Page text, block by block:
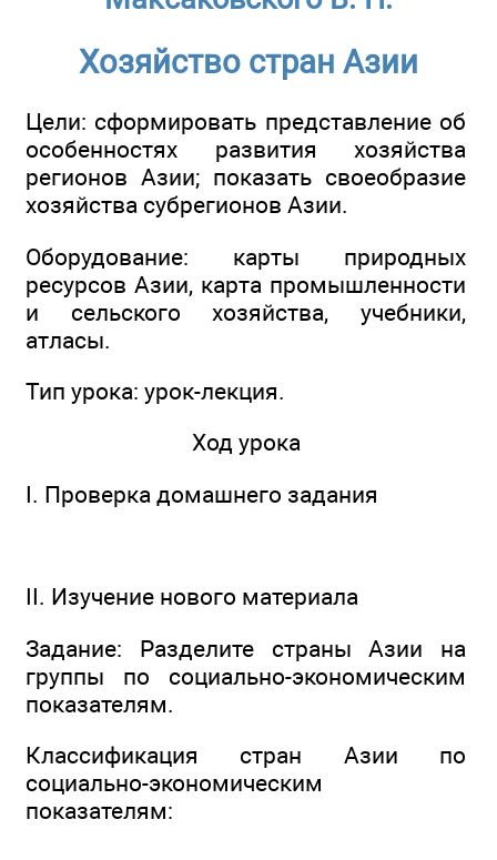
Хозяйство стран Азии
Цели: сформировать представление об
особенностях развития хозяйства
регионов Азии; показать своеобразие
хозяйства субрегионов Азии.
Оборудование: карты природных
ресурсов Азии, карта промышленности
и сельского хозяйства, учебники,
атласы.
Тип урока: урок-лекция.
Ход урока
I. Проверка домашнего задания
II. Изучение нового материала
Задание: Разделите страны Азии на
группы по социально-экономическим
показателям.
Классификация стран Азии по
социально-экономическим
показателям: